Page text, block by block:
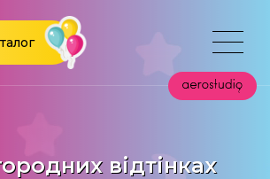
відтінках